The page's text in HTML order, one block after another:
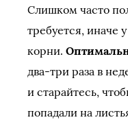
Слишком часто
требуется, иначе
корни.
два-три раза в
и старайтесь,
попадали на